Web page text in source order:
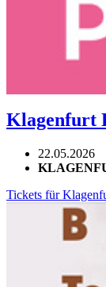
Klagenfurt
22.05.2026
Tickets für